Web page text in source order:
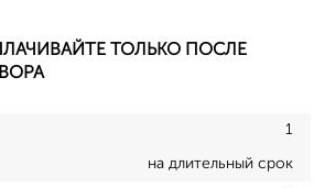
ТОЛЬКО ПОСЛЕ
1
на длительный срок